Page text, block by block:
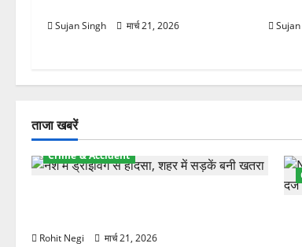
Sujan Singh मार्च 21, 2026
ताजा खबरें
Crime & Accident
Rohit Negi मार्च 21, 2026